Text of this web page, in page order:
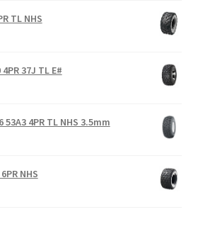
TL NHS
37J TL E#
53A3 4PR TL NHS 3.5mm
NHS